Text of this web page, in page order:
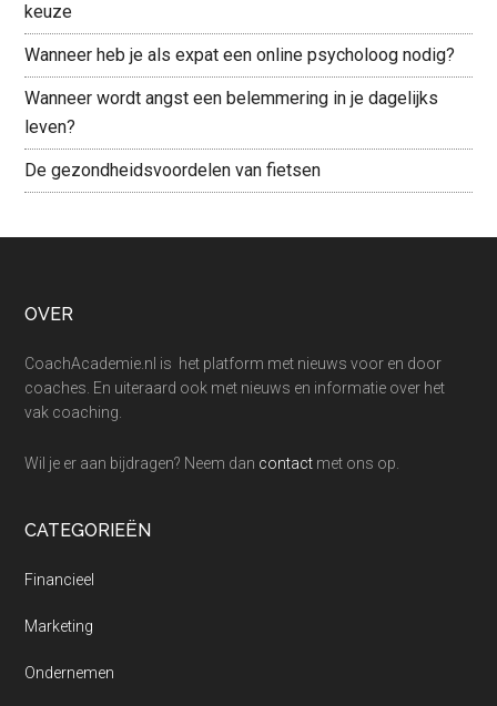
keuze
Wanneer heb je als expat een online psycholoog nodig?
Wanneer wordt angst een belemmering in je dagelijks
leven?
De gezondheidsvoordelen van fietsen
Footer
OVER
CoachAcademie.nl is het platform met nieuws voor en door
coaches. En uiteraard ook met nieuws en informatie over het
vak coaching.
Wil je er aan bijdragen? Neem dan contact met ons op.
CATEGORIEËN
Financieel
Marketing
Ondernemen